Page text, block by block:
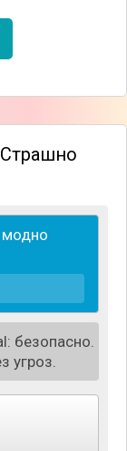
бренды и
деле
не только
новые
тех дел,
Страшно
модно
безопасно.
угроз.